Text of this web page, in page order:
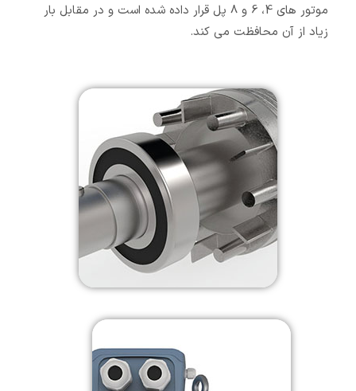
موتور های 4، 6 و 8 پل قرار داده شده است و در مقابل بار
زیاد از آن محافظت می کند.